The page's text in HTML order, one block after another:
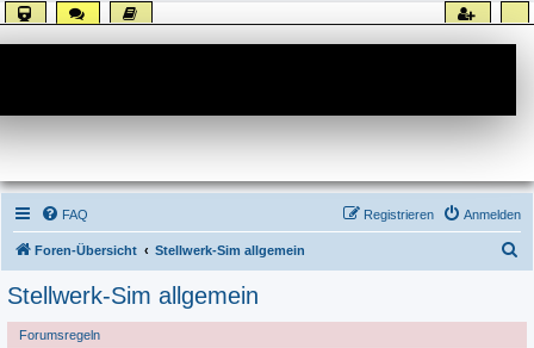
FAQ Anmelden
Registrieren
Foren-Übersicht Stellwerk-Sim allgemein
Stellwerk-Sim allgemein
Forumsregeln